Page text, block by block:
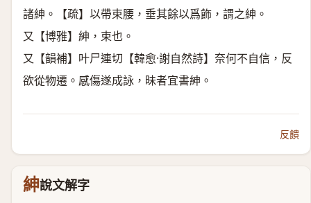
諸紳。【疏】以帶束腰，垂其餘以爲飾，謂之紳。
又【博雅】紳，束也。
又【韻補】叶尸連切【韓愈·謝自然詩】奈何不自信，反
欲從物遷。感傷遂成詠，昧者宜書紳。
反饋
紳說文解字